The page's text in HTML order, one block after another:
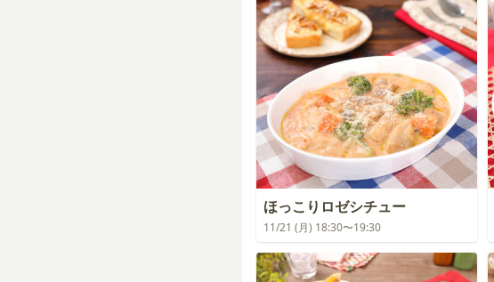
ほっこりロゼシチュー
11/21 (月) 18:30〜19:30